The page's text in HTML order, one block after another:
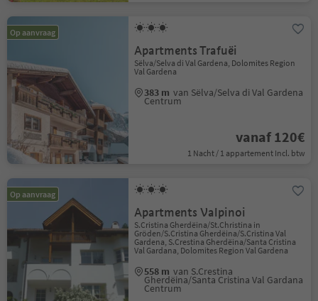
Op aanvraag
Apartments Trafuëi
Sëlva/Selva di Val Gardena, Dolomites Region
Val Gardena
383 m van Sëlva/Selva di Val Gardena
Centrum
vanaf 120€
1 Nacht / 1 appartement Incl. btw
Op aanvraag
Apartments Valpinoi
S.Cristina Gherdëina/St.Christina in
Gröden/S.Cristina Gherdëina/S.Cristina Val
Gardena, S.Crestina Gherdëina/Santa Cristina
Val Gardana, Dolomites Region Val Gardena
558 m van S.Crestina
Gherdëina/Santa Cristina Val Gardana
Centrum